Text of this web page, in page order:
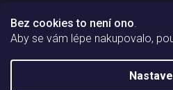
Bez cookies to není ono.
Aby se vám lépe nakupovalo,